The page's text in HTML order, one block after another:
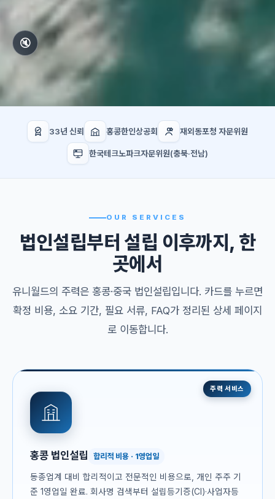
🔇
33년 신뢰 홍콩한인상공회 재외동포청 자문위원
한국테크노파크자문위원(충북·전남)
OUR SERVICES
법인설립부터 설립 이후까지, 한
곳에서
유니월드의 주력은 홍콩·중국 법인설립입니다. 카드를 누르면
확정 비용, 소요 기간, 필요 서류, FAQ가 정리된 상세 페이지
로 이동합니다.
주력 서비스
홍콩 법인설립 합리적 비용 · 1영업일
동종업계 대비 합리적이고 전문적인 비용으로, 개인 주주 기
준 1영업일 완료. 회사명 검색부터 설립등기증(CI)·사업자등